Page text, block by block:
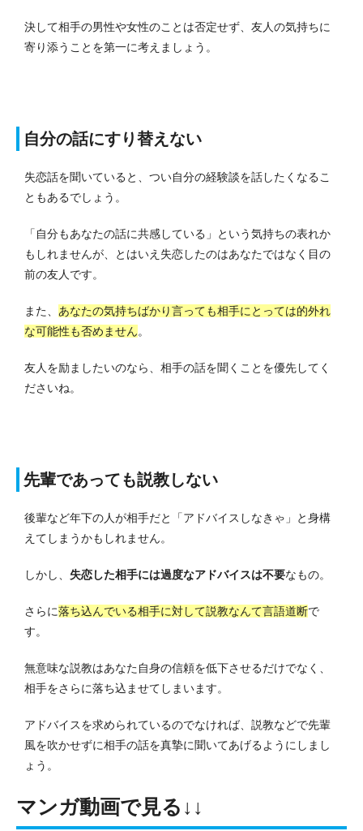
決して相手の男性や女性のことは否定せず、友人の気持ちに
寄り添うことを第一に考えましょう。
自分の話にすり替えない
失恋話を聞いていると、つい自分の経験談を話したくなるこ
ともあるでしょう。
「自分もあなたの話に共感している」という気持ちの表れか
もしれませんが、とはいえ失恋したのはあなたではなく目の
前の友人です。
また、 あなたの気持ちばかり言っても相手にとっては的外れ
な可能性も否めません。
友人を励ましたいのなら、相手の話を聞くことを優先してく
ださいね。
先輩であっても説教しない
後輩など年下の人が相手だと「アドバイスしなきゃ」と身構
えてしまうかもしれません。
しかし、 失恋した相手には過度なアドバイスは不要なもの。
さらに落ち込んでいる相手に対して説教なんて言語道断で
す。
無意味な説教はあなた自身の信頼を低下させるだけでなく、
相手をさらに落ち込ませてしまいます。
アドバイスを求められているのでなければ、説教などで先輩
風を吹かせずに相手の話を真摯に聞いてあげるようにしまし
ょう。
マンガ動画で見る↓↓